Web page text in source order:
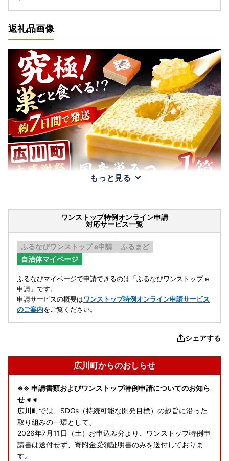
返礼品画像
もっと見る
ワンストップ特例オンライン申請
対応サービス一覧
ふるなびワンストップ e申請
ふるまど
自治体マイページ
ふるなびマイページで申請できるのは「ふるなびワンストップ e
申請」です。
申請サービスの概要はワンストップ特例オンライン申請サービス
のご案内をご覧ください。
シェアする
広川町からのおしらせ
※※ 申請書類およびワンストップ特例申請についてのお知ら
せ ※※
広川町では、SDGs（持続可能な開発目標）の趣旨に沿った
取り組みの一環として、
2026年7月11日（土）お申込み分より、ワンストップ特例申
請書は送付せず、寄附金受領証明書のみを送付しておりま
す。